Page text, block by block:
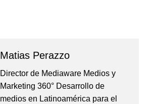
Matias Perazzo
Director de Mediaware Medios y
Marketing 360° Desarrollo de
medios en Latinoamérica para el